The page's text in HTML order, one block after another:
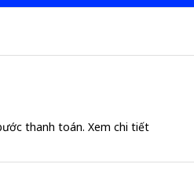
thanh toán. Xem chi tiết